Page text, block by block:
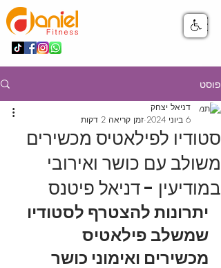
פוסט
סטודיו לפילאטיס מכשירים
משולב עם כושר ואירובי
במודיעין - דניאל פיטנס
דניאל יצחק
6 ביוני 2024
זמן קריאה 2 דקות
יתרונות להצטרף לסטודיו
שמשלב פילאטיס
מכשירים ואימוני כושר